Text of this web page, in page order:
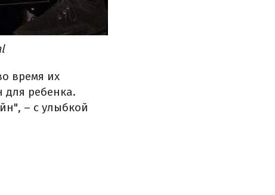
время их
для ребенка.
– с улыбкой